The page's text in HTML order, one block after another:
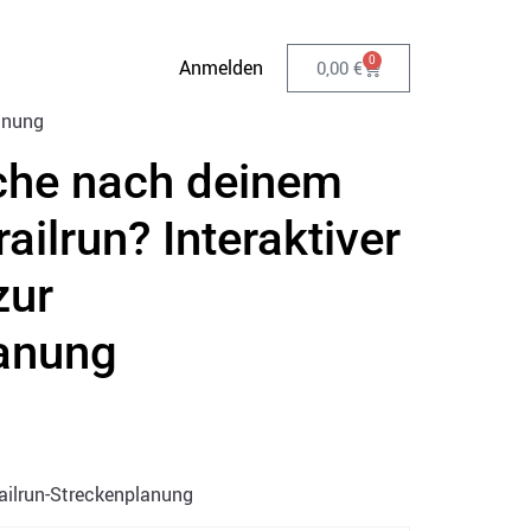
Anmelden 0,00 € 0
nach deinem
Interaktiver
Streckenplanung